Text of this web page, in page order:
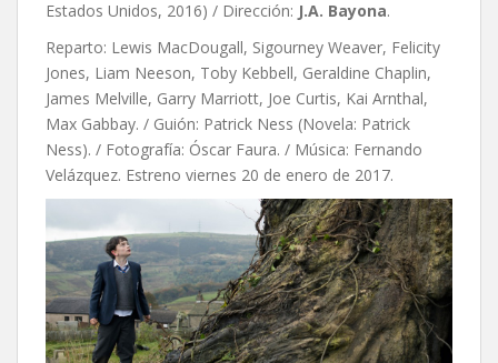
Estados Unidos, 2016) / Dirección: J.A. Bayona.
Reparto: Lewis MacDougall, Sigourney Weaver, Felicity
Jones, Liam Neeson, Toby Kebbell, Geraldine Chaplin,
James Melville, Garry Marriott, Joe Curtis, Kai Arnthal,
Max Gabbay. / Guión: Patrick Ness (Novela: Patrick
Ness). / Fotografía: Óscar Faura. / Música: Fernando
Velázquez. Estreno viernes 20 de enero de 2017.